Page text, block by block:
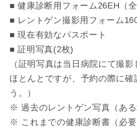
■ 健康診断用フォーム26EH（全
■ レントゲン撮影用フォーム
■ 現在有効なパスポート
■ 証明写真(2枚)
（証明写真は当日病院にて撮
ほとんとですが、予約の際に確
う。）
※ 過去のレントゲン写真（ある
※ これまでの健康診断書（必要